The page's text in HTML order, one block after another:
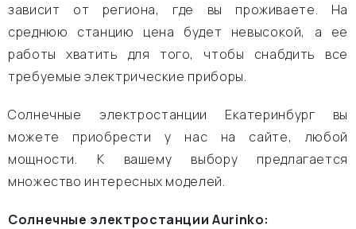
зависит от региона, где вы проживаете. На
среднюю станцию цена будет невысокой, а ее
работы хватить для того, чтобы снабдить все
требуемые электрические приборы.
Солнечные электростанции Екатеринбург вы
можете приобрести у нас на сайте, любой
мощности. К вашему выбору предлагается
множество интересных моделей.
Солнечные электростанции Aurinko: